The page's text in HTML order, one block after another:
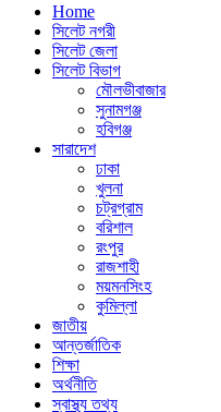
Home
সিলেট নগরী
সিলেট জেলা
সিলেট বিভাগ
মৌলভীবাজার
সুনামগঞ্জ
হবিগঞ্জ
সারাদেশ
ঢাকা
খুলনা
চট্রগ্রাম
বরিশাল
রংপুর
রাজশাহী
ময়মনসিংহ
কুমিল্লা
জাতীয়
আন্তর্জাতিক
শিক্ষা
অর্থনীতি
স্বাস্থ্য তথ্য